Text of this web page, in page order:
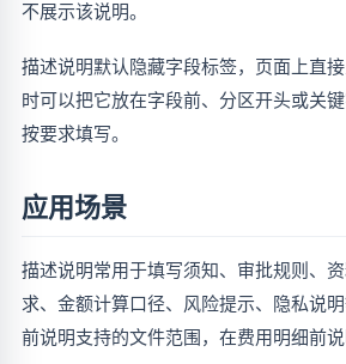
不展示该说明。
描述说明默认隐藏字段标签，页面上直
时可以把它放在字段前、分区开头或关
按要求填写。
应用场景
描述说明常用于填写须知、审批规则、
求、金额计算口径、风险提示、隐私说
前说明支持的文件范围，在费用明细前说